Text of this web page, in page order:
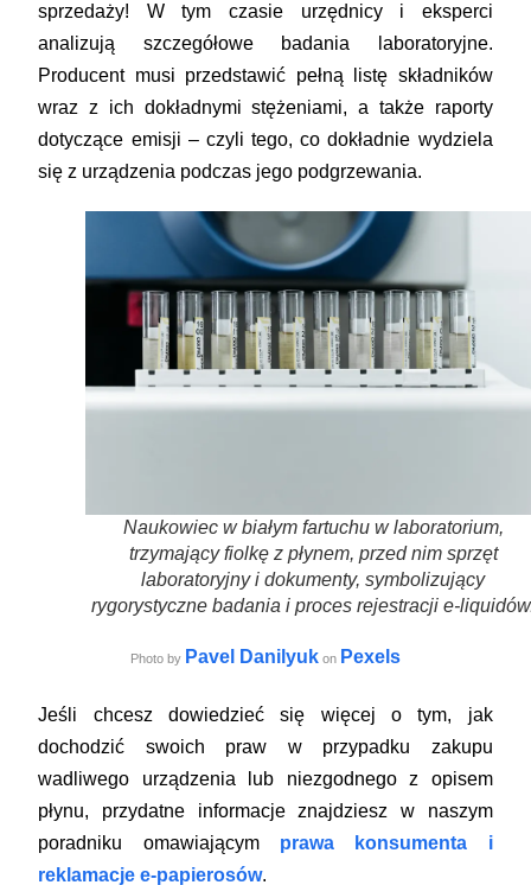
sprzedaży! W tym czasie urzędnicy i eksperci
analizują szczegółowe badania laboratoryjne.
Producent musi przedstawić pełną listę składników
wraz z ich dokładnymi stężeniami, a także raporty
dotyczące emisji – czyli tego, co dokładnie wydziela
się z urządzenia podczas jego podgrzewania.
Naukowiec w białym fartuchu w laboratorium,
trzymający fiolkę z płynem, przed nim sprzęt
laboratoryjny i dokumenty, symbolizujący
rygorystyczne badania i proces rejestracji e-
Photo by Pavel Danilyuk on Pexels
Jeśli chcesz dowiedzieć się więcej o tym, jak
dochodzić swoich praw w przypadku zakupu
wadliwego urządzenia lub niezgodnego z opisem
płynu, przydatne informacje znajdziesz w naszym
poradniku omawiającym prawa konsumenta i
reklamacje e-papierosów.